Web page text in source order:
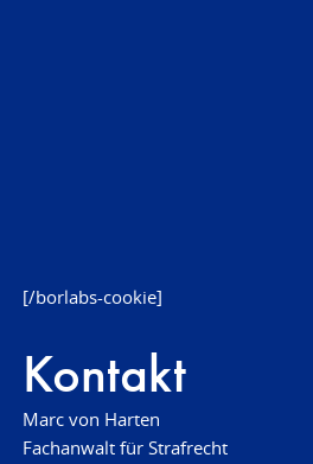
[/borlabs-cookie]
Kontakt
Marc von Harten
Fachanwalt für Strafrecht